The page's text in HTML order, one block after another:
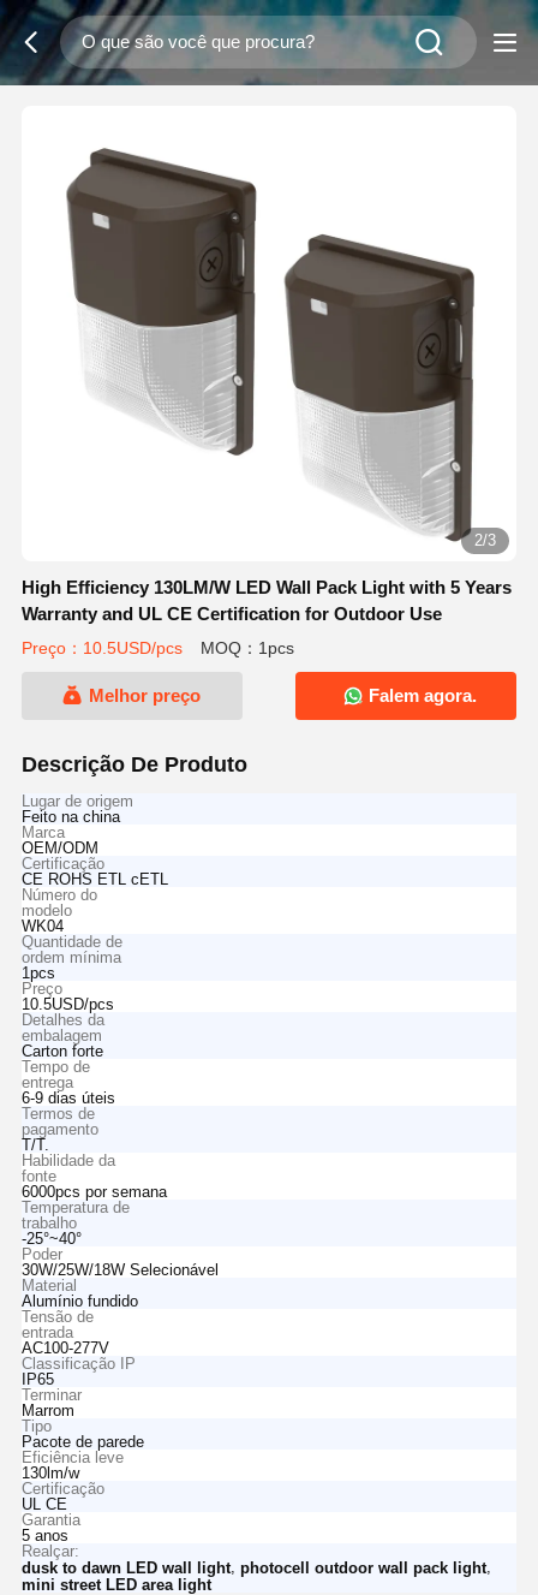
2/3
High Efficiency 130LM/W LED Wall Pack Light with 5 Years
Warranty and UL CE Certification for Outdoor Use
Preço：10.5USD/pcs MOQ：1pcs
Melhor preço Falem agora.
Descrição De Produto
Lugar de origem
Feito na china
Marca
OEM/ODM
Certificação
CE ROHS ETL cETL
Número do
modelo
WK04
Quantidade de
ordem mínima
1pcs
Preço
10.5USD/pcs
Detalhes da
embalagem
Carton forte
Tempo de
entrega
6-9 dias úteis
Termos de
pagamento
T/T.
Habilidade da
fonte
6000pcs por semana
Temperatura de
trabalho
-25°~40°
Poder
30W/25W/18W Selecionável
Material
Alumínio fundido
Tensão de
entrada
AC100-277V
Classificação IP
IP65
Terminar
Marrom
Tipo
Pacote de parede
Eficiência leve
130lm/w
Certificação
UL CE
Garantia
5 anos
Realçar:
dusk to dawn LED wall light, photocell outdoor wall pack light,
mini street LED area light